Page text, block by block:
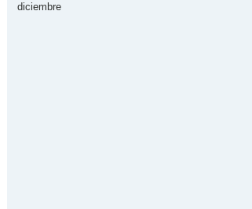
diciembre